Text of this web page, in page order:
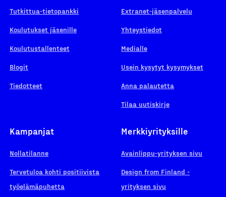
Tutkittua-tietopankki
Koulutukset jäsenille
Koulutustallenteet
Blogit
Tiedotteet
Extranet-jäsenpalvelu
Yhteystiedot
Medialle
Usein kysytyt kysymykset
Anna palautetta
Tilaa uutiskirje
Kampanjat
Nollatilanne
Tervetuloa kohti positiivista
työelämäpuhetta
Merkkiyrityksille
Avainlippu-yrityksen sivu
Design from Finland -
yrityksen sivu